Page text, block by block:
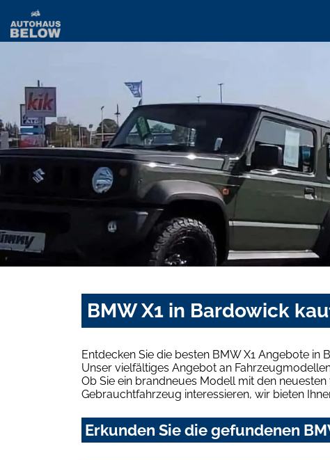
BMW X1 in Bardowick
Entdecken Sie die besten BMW X1 Angebote
Unser vielfältiges Angebot an
Ob Sie ein brandneues Modell mit den
Gebrauchtfahrzeug interessieren, wir bieten
Erkunden Sie die gefundenen